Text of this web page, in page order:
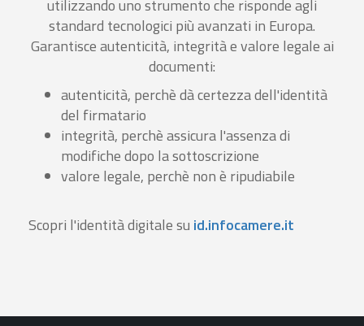
utilizzando uno strumento che risponde agli
standard tecnologici più avanzati in Europa.
Garantisce autenticità, integrità e valore legale ai
documenti:
autenticità, perchè dà certezza dell'identità
del firmatario
integrità, perchè assicura l'assenza di
modifiche dopo la sottoscrizione
valore legale, perchè non è ripudiabile
Scopri l'identità digitale su id.infocamere.it